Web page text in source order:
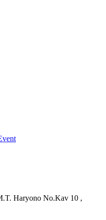
Haryono No.Kav 10 ,